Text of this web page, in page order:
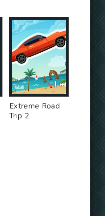
Extreme Road
Trip 2